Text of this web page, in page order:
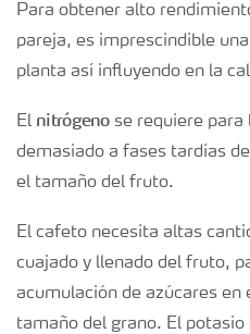
Para obtener alto
pareja, es imprescindible
planta así influyendo en la
El nitrógenose requiere para
demasiado a fases tardías
el tamaño del fruto.
El cafeto necesita altas
cuajado y llenado del fruto,
acumulación de azúcares
tamaño del grano. El